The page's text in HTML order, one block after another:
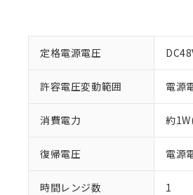
定格電源電圧
許容電圧変動範囲 電源
消費電力 約
復帰電圧 電源
時間レンジ数 1